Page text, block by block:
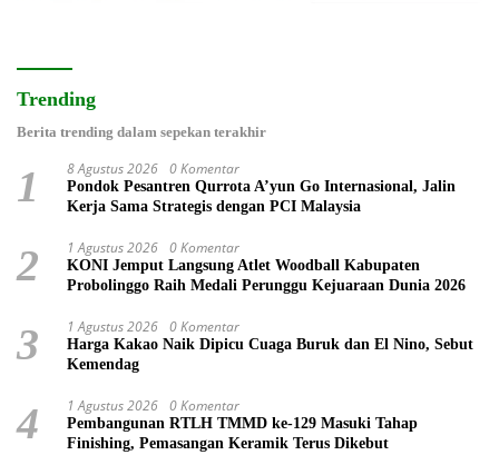
Trending
Berita trending dalam sepekan terakhir
1 8 Agustus 2026 0 Komentar
Pondok Pesantren Qurrota A’yun Go Internasional, Jalin
Kerja Sama Strategis dengan PCI Malaysia
2 1 Agustus 2026 0 Komentar
KONI Jemput Langsung Atlet Woodball Kabupaten
Probolinggo Raih Medali Perunggu Kejuaraan Dunia 2026
3 1 Agustus 2026 0 Komentar
Harga Kakao Naik Dipicu Cuaga Buruk dan El Nino, Sebut
Kemendag
4 1 Agustus 2026 0 Komentar
Pembangunan RTLH TMMD ke-129 Masuki Tahap
Finishing, Pemasangan Keramik Terus Dikebut